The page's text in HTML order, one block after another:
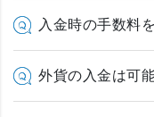
入金時の手数料
外貨の入金は可